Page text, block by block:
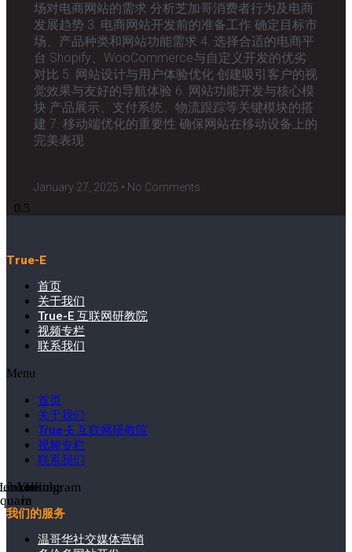
场对电商网站的需求 分析芝加哥消费者行为及电商
发展趋势 3. 电商网站开发前的准备工作 确定目标市
场、产品种类和网站功能需求 4. 选择合适的电商平
台 Shopify、WooCommerce与自定义开发的优劣
对比 5. 网站设计与用户体验优化 创建吸引客户的视
觉效果与友好的导航体验 6. 网站功能开发与核心模
块 产品展示、支付系统、物流跟踪等关键模块的搭
建 7. 移动端优化的重要性 确保网站在移动设备上的
完美表现
January 27, 2025 No Comments
True-E
首页
关于我们
True-E 互联网研教院
视频专栏
联系我们
Menu
首页
关于我们
True-E 互联网研教院
视频专栏
联系我们
in
Youtube
Instagram
我们的服务
温哥华社交媒体营销